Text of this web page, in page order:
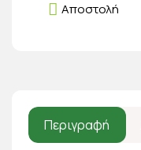
Αποστολή
Περιγραφή